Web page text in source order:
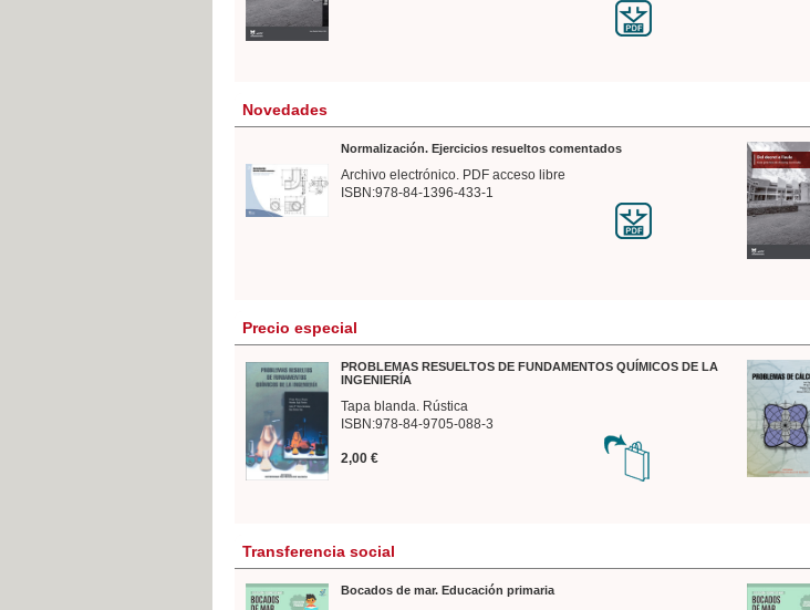
Novedades
Normalización. Ejercicios resueltos comentados
Archivo electrónico. PDF acceso libre
ISBN:978-84-1396-433-1
Precio especial
PROBLEMAS RESUELTOS DE FUNDAMENTOS QUÍMICOS DE LA
INGENIERÍA
Tapa blanda. Rústica
ISBN:978-84-9705-088-3
2,00 €
Transferencia social
Bocados de mar. Educación primaria